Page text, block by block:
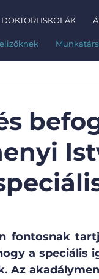
DOKTORI ISKOLÁK
fontosnak
a speciális
Az